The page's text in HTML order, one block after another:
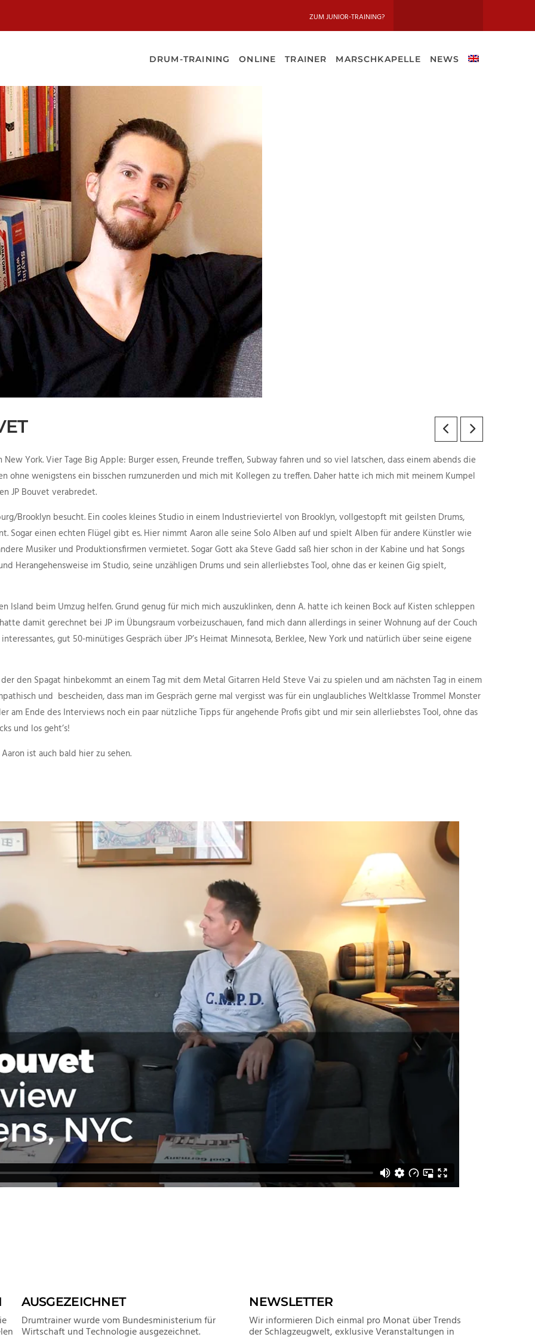
ZUM JUNIOR-TRAINING?
DRUM-TRAINING ONLINE TRAINER MARSCHKAPELLE NEWS
York. Vier Tage Big Apple: Burger essen, Freunde treffen, Subway fahren und so viel latschen, dass einem abends die
ohne wenigstens ein bisschen rumzunerden und mich mit Kollegen zu treffen. Daher hatte ich mich mit meinem Kumpel
JP Bouvet verabredet.
Brooklyn besucht. Ein cooles kleines Studio in einem Industrieviertel von Brooklyn, vollgestopft mit geilsten Drums,
Sogar einen echten Flügel gibt es. Hier nimmt Aaron alle seine Solo Alben auf und spielt Alben für andere Künstler wie
Musiker und Produktionsfirmen vermietet. Sogar Gott aka Steve Gadd saß hier schon in der Kabine und hat Songs
Herangehensweise im Studio, seine unzähligen Drums und sein allerliebstes Tool, ohne das er keinen Gig spielt,
Island beim Umzug helfen. Grund genug für mich mich auszuklinken, denn A. hatte ich keinen Bock auf Kisten schleppen
damit gerechnet bei JP im Übungsraum vorbeizuschauen, fand mich dann allerdings in seiner Wohnung auf der Couch
gut 50-minütiges Gespräch über JP’s Heimat Minnesota, Berklee, New York und natürlich über seine eigene
den Spagat hinbekommt an einem Tag mit dem Metal Gitarren Held Steve Vai zu spielen und am nächsten Tag in einem
und bescheiden, dass man im Gespräch gerne mal vergisst was für ein unglaubliches Weltklasse Trommel Monster
am Ende des Interviews noch ein paar nützliche Tipps für angehende Profis gibt und mir sein allerliebstes Tool, ohne das
und los geht’s!
ist auch bald hier zu sehen.
AUSGEZEICHNET
Drumtrainer wurde vom Bundesministerium für
Wirtschaft und Technologie ausgezeichnet.
NEWSLETTER
Wir informieren Dich einmal pro Monat über Trends
der Schlagzeugwelt, exklusive Veranstaltungen in